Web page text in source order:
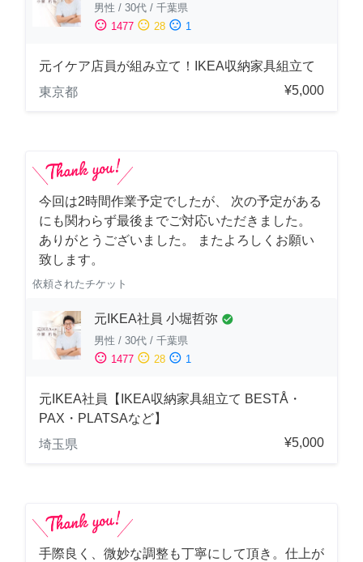
男性 / 30代 / 千葉県
sentiment_satisfied 1477 sentiment_neutral 28 sentiment_dissatisfied 1
元イケア店員が組み立て！IKEA収納家具組立て
東京都
¥5,000
今回は2時間作業予定でしたが、 次の予定がある
にも関わらず最後までご対応いただきました。
ありがとうございました。 またよろしくお願い
致します。
依頼されたチケット
元IKEA社員 小堀哲弥 check_circle
男性 / 30代 / 千葉県
sentiment_satisfied 1477 sentiment_neutral 28 sentiment_dissatisfied 1
元IKEA社員【IKEA収納家具組立て BESTÅ・
PAX・PLATSAなど】
埼玉県
¥5,000
手際良く、微妙な調整も丁寧にして頂き。仕上が